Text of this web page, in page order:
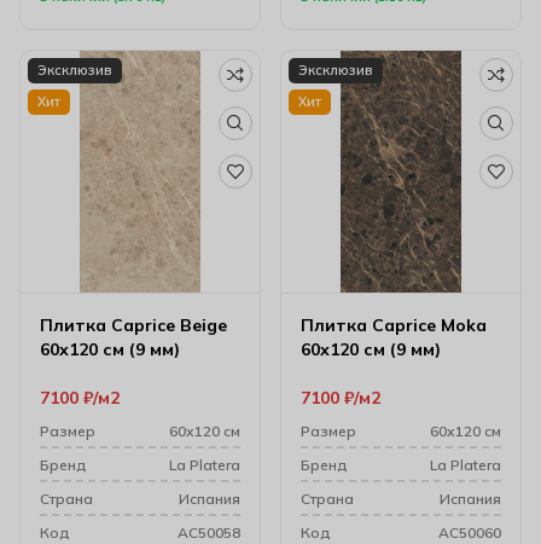
Эксклюзив
Хит
Плитка Caprice Beige
60х120 см (9 мм)
7100 ₽ м2
Размер
60х120 см
Бренд
La Platera
Cтрана
Испания
Код
AC50058
Эксклюзив
Хит
Плитка Caprice Moka
60х120 см (9 мм)
7100 ₽ м2
Размер
60х120 см
Бренд
La Platera
Cтрана
Испания
Код
AC50060